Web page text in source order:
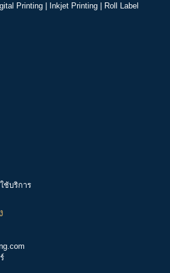
Printing Inkjet Printing
Roll Label
ช้บริการ